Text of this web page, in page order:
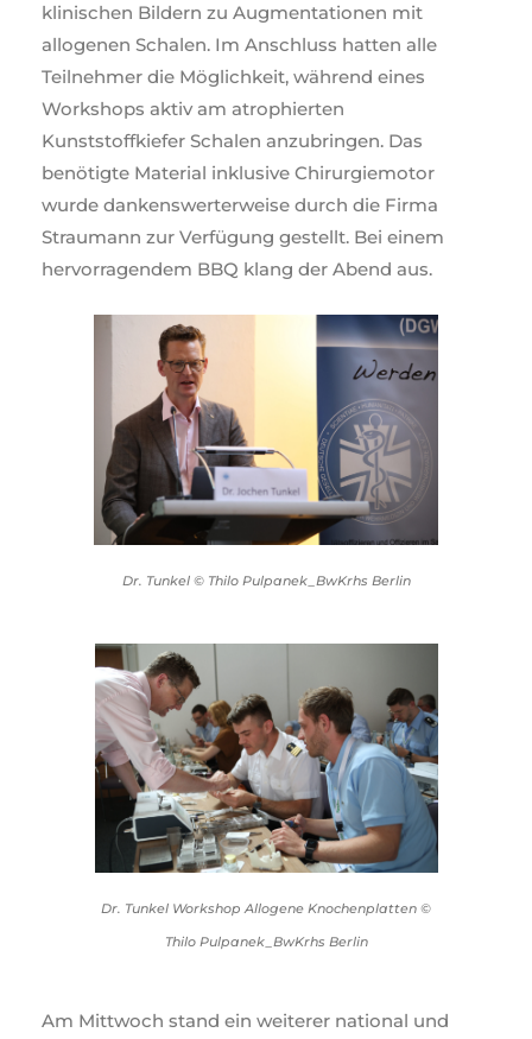
klinischen Bildern zu Augmentationen mit
allogenen Schalen. Im Anschluss hatten alle
Teilnehmer die Möglichkeit, während eines
Workshops aktiv am atrophierten
Kunststoffkiefer Schalen anzubringen. Das
benötigte Material inklusive Chirurgiemotor
wurde dankenswerterweise durch die Firma
Straumann zur Verfügung gestellt. Bei einem
hervorragendem BBQ klang der Abend aus.
Dr. Tunkel © Thilo Pulpanek_BwKrhs Berlin
Dr. Tunkel Workshop Allogene Knochenplatten ©
Thilo Pulpanek_BwKrhs Berlin
Am Mittwoch stand ein weiterer national und